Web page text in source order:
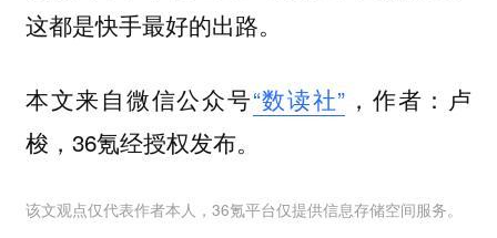
这都是快手最好的出路。
本文来自微信公众号“数读社” ，作者：卢
梭，36氪经授权发布。
该文观点仅代表作者本人，36氪平台仅提供信息存储空间服务。